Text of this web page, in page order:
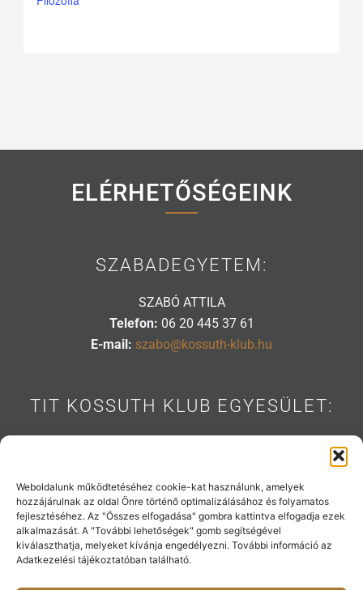
Weboldalunk működtetéséhez cookie-kat használunk, amelyek
hozzájárulnak az oldal Önre történő optimalizálásához és folyamatos
fejlesztéséhez. Az "Összes elfogadása" gombra kattintva elfogadja ezek
alkalmazását. A "További lehetőségek" gomb segítségével
kiválaszthatja, melyeket kívánja engedélyezni. További információ az
Adatkezelési tájékoztatóban található.
ELÉRHETŐSÉGEINK
SZABADEGYETEM:
SZABÓ ATTILA
Telefon: 06 20 445 37 61
E-mail: szabo@kossuth-klub.hu
TIT KOSSUTH KLUB EGYESÜLET:
E-mail: info@kossuth-klub.hu
Támogatóink: